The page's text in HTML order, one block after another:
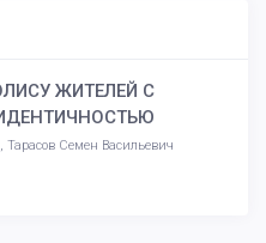
ЖИТЕЛЕЙ С
Семен Васильевич